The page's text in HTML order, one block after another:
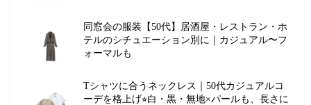
同窓会の服装【50代】居酒屋・レストラン・ホ
テルのシチュエーション別に｜カジュアル〜フ
ォーマルも
Tシャツに合うネックレス｜50代カジュアルコ
ーデを格上げ⭐︎白・黒・無地×パールも、長さに